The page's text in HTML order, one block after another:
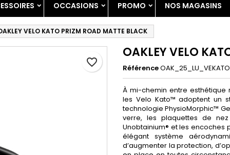
OCCASIONS PROMO NOS MAGASINS
VELO KATO PRIZM ROAD MATTE BLACK
OAKLEY VELO
Référence
À mi-chemin entre esthétique
les Velo Kato™ adoptent un
technologie PhysioMorphic™
verre, les plaquettes de
Unobtainium® et les encoches
élégant système
d’augmenter la protection,
favorite_border
Annuler
Annuler